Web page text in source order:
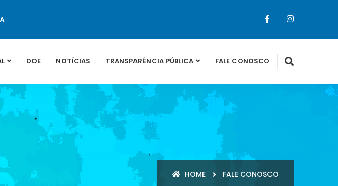
DOE NOTÍCIAS TRANSPARÊNCIA PÚBLICA FALE CONOSCO
HOME FALE CONOSCO